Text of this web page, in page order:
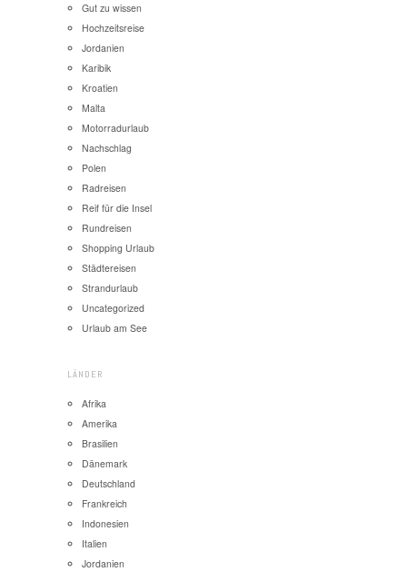
Gut zu wissen
Hochzeitsreise
Jordanien
Karibik
Kroatien
Malta
Motorradurlaub
Nachschlag
Polen
Radreisen
Reif für die Insel
Rundreisen
Shopping Urlaub
Städtereisen
Strandurlaub
Uncategorized
Urlaub am See
LÄNDER
Afrika
Amerika
Brasilien
Dänemark
Deutschland
Frankreich
Indonesien
Italien
Jordanien